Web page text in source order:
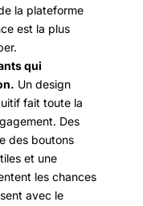
la plateforme
est la plus
qui
Un design
fait toute la
Des
des boutons
et une
les chances
avec le